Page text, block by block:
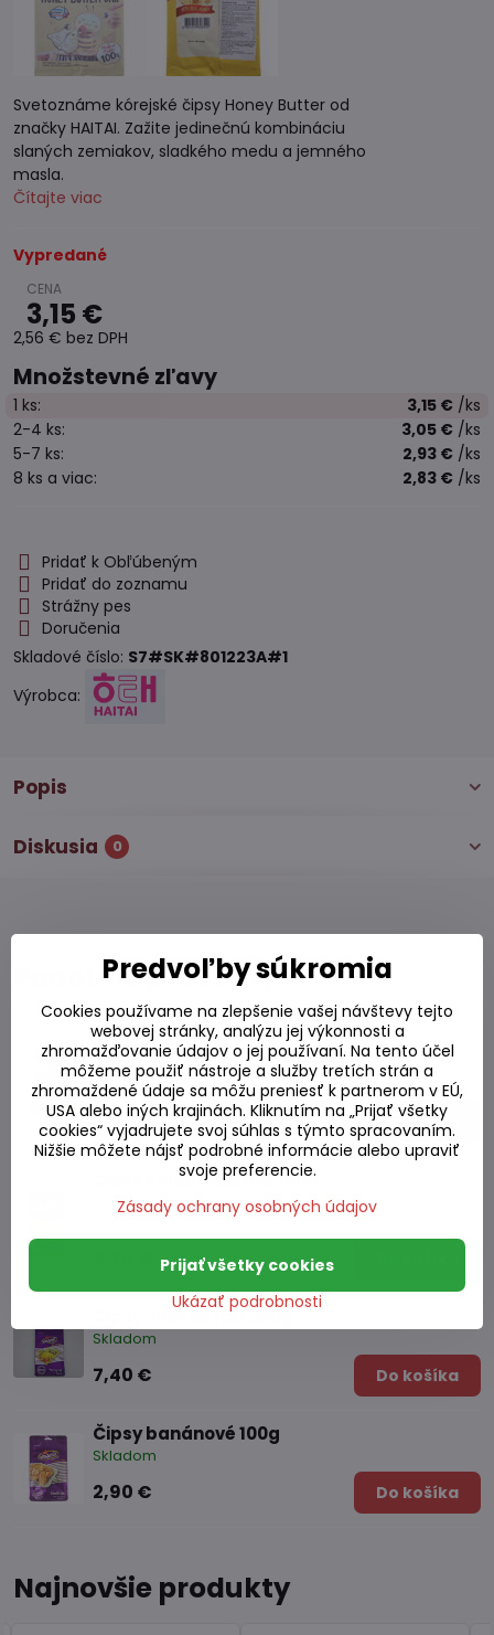
Svetoznáme kórejské čipsy Honey Butter od
značky HAITAI. Zažite jedinečnú kombináciu
slaných zemiakov, sladkého medu a jemného
masla.
Čítajte viac
Vypredané
3,15 €
2,56 € bez DPH
Množstevné zľavy
1 ks: 3,15 € /ks
2-4 ks: 3,05 € /ks
5-7 ks: 2,93 € /ks
8 ks a viac: 2,83 € /ks
Pridať k Obľúbeným
Pridať do zoznamu
Strážny pes
Doručenia
Skladové číslo: S7#SK#801223A#1
Výrobca:
Popis
Diskusia 0
Podobné produkty
Čipsy so sladkých zemiakov 55g
-12%
Skladom
1,89 €
2,15 € Zľava 0,26 € Do košíka
Čipsy chlebovnikové 100g
Čipsy ovocné mix 250g
Skladom
7,40 € Do košíka
Čipsy banánové 100g
Skladom
2,90 € Do košíka
Najnovšie produkty
Predvoľby súkromia
Cookies používame na zlepšenie vašej návštevy tejto
webovej stránky, analýzu jej výkonnosti a
zhromažďovanie údajov o jej používaní. Na tento účel
môžeme použiť nástroje a služby tretích strán a
zhromaždené údaje sa môžu preniesť k partnerom v EÚ,
USA alebo iných krajinách. Kliknutím na „Prijať všetky
cookies“ vyjadrujete svoj súhlas s týmto spracovaním.
Nižšie môžete nájsť podrobné informácie alebo upraviť
svoje preferencie.
Zásady ochrany osobných údajov
Ukázať podrobnosti
Prijať všetky cookies